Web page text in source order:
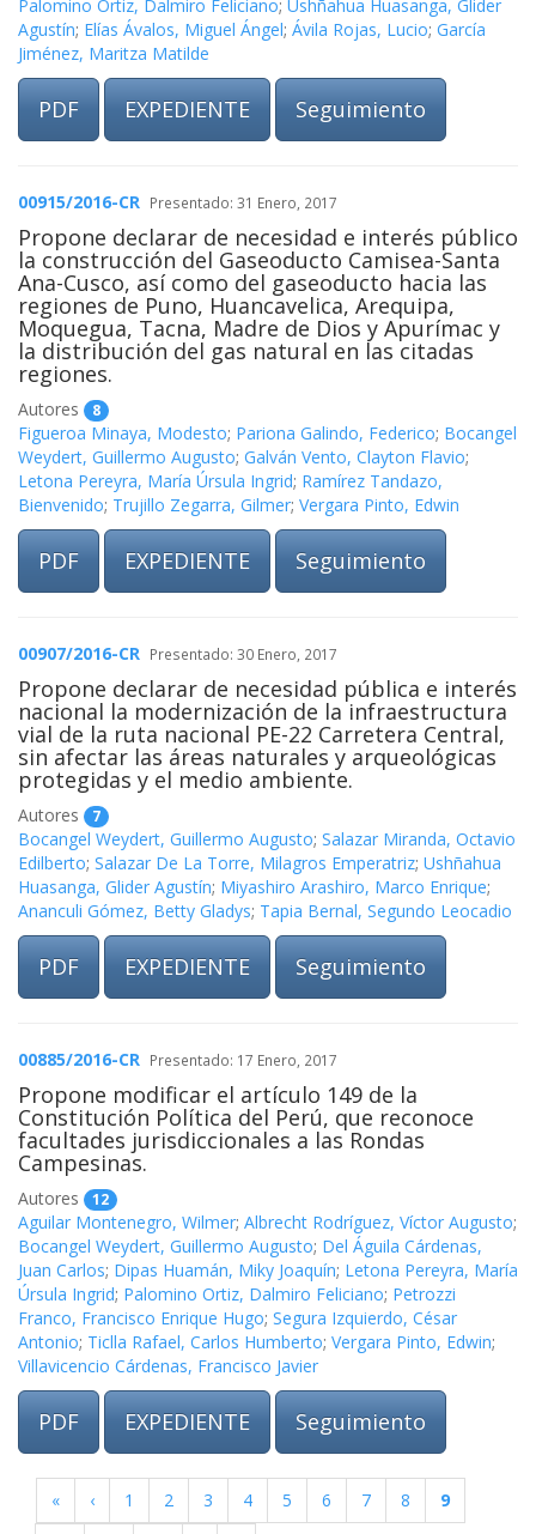
Palomino Ortiz, Dalmiro Feliciano; Ushñahua Huasanga, Glider
Agustín; Elías Ávalos, Miguel Ángel; Ávila Rojas, Lucio; García
Jiménez, Maritza Matilde
PDF EXPEDIENTE Seguimiento
00915/2016-CR Presentado: 31 Enero, 2017
Propone declarar de necesidad e interés público
la construcción del Gaseoducto Camisea-Santa
Ana-Cusco, así como del gaseoducto hacia las
regiones de Puno, Huancavelica, Arequipa,
Moquegua, Tacna, Madre de Dios y Apurímac y
la distribución del gas natural en las citadas
regiones.
Autores 8
Figueroa Minaya, Modesto; Pariona Galindo, Federico; Bocangel
Weydert, Guillermo Augusto; Galván Vento, Clayton Flavio;
Letona Pereyra, María Úrsula Ingrid; Ramírez Tandazo,
Bienvenido; Trujillo Zegarra, Gilmer; Vergara Pinto, Edwin
PDF EXPEDIENTE Seguimiento
00907/2016-CR Presentado: 30 Enero, 2017
Propone declarar de necesidad pública e interés
nacional la modernización de la infraestructura
vial de la ruta nacional PE-22 Carretera Central,
sin afectar las áreas naturales y arqueológicas
protegidas y el medio ambiente.
Autores 7
Bocangel Weydert, Guillermo Augusto; Salazar Miranda, Octavio
Edilberto; Salazar De La Torre, Milagros Emperatriz; Ushñahua
Huasanga, Glider Agustín; Miyashiro Arashiro, Marco Enrique;
Ananculi Gómez, Betty Gladys; Tapia Bernal, Segundo Leocadio
PDF EXPEDIENTE Seguimiento
00885/2016-CR Presentado: 17 Enero, 2017
Propone modificar el artículo 149 de la
Constitución Política del Perú, que reconoce
facultades jurisdiccionales a las Rondas
Campesinas.
Autores 12
Aguilar Montenegro, Wilmer; Albrecht Rodríguez, Víctor Augusto;
Bocangel Weydert, Guillermo Augusto; Del Águila Cárdenas,
Juan Carlos; Dipas Huamán, Miky Joaquín; Letona Pereyra, María
Úrsula Ingrid; Palomino Ortiz, Dalmiro Feliciano; Petrozzi
Franco, Francisco Enrique Hugo; Segura Izquierdo, César
Antonio; Ticlla Rafael, Carlos Humberto; Vergara Pinto, Edwin;
Villavicencio Cárdenas, Francisco Javier
PDF EXPEDIENTE Seguimiento
« ‹ 1 2 3 4 5 6 7 8 9